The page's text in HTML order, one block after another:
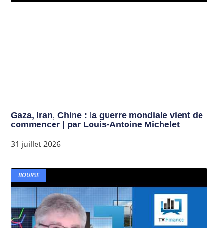
Gaza, Iran, Chine : la guerre mondiale vient de
commencer | par Louis-Antoine Michelet
31 juillet 2026
BOURSE